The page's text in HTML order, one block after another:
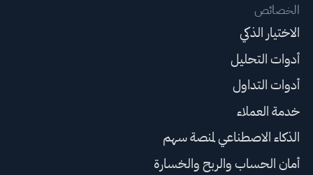
الخصائص
الاختيار الذكي
أدوات التحليل
أدوات التداول
خدمة العملاء
الذكاء الاصطناعي لمنصة سهم
أمان الحساب والربح والخسارة